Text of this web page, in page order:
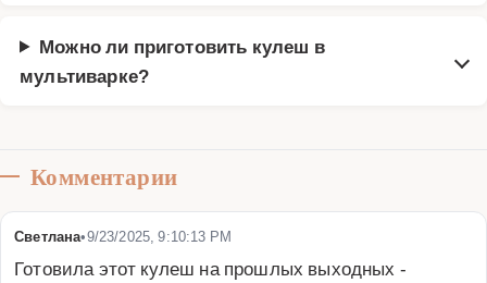
Можно ли приготовить кулеш в
мультиварке?
Комментарии
Светлана•9/23/2025, 9:10:13 PM
Готовила этот кулеш на прошлых выходных -